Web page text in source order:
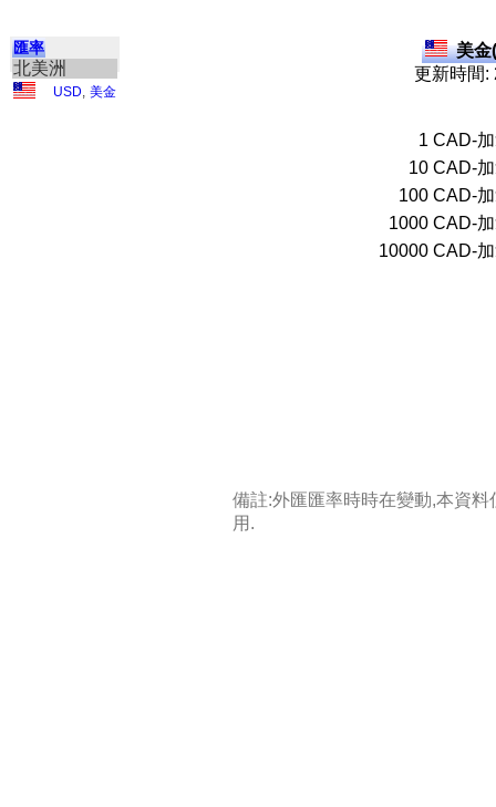
匯率
北美洲
USD 美金
美金
更新時間:
1 CAD-
10 CAD-
100 CAD-
1000 CAD-
10000 CAD-
備註:外匯匯率時時在變動,本資
用.